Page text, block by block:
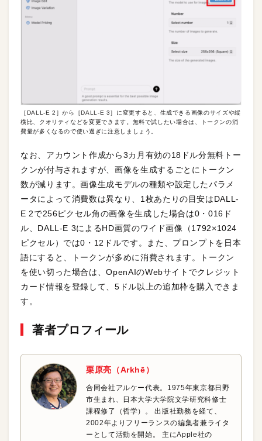
［DALL-E 2］から［DALL-E 3］に変更すると、生成できる画像のサイズや縦
横比、クオリティなどを変更できます。無料で試したい場合は、トークンの消
費量が多くなるので使い過ぎに注意しましょう。
なお、アカウント作成から3カ月有効の18ドル分無料トー
クンが付与されますが、画像を生成するごとにトークン
数が減ります。画像生成モデルの種類や設定したパラメ
ータによって消費数は異なり、1枚あたりの目安はDALL-
E 2で256ピクセル角の画像を生成した場合は0・016ド
ル、DALL-E 3によるHD画質のワイド画像（1792×1024
ピクセル）では0・12ドルです。また、プロンプトを日本
語にすると、トークンが多めに消費されます。トークン
を使い切った場合は、OpenAIのWebサイトでクレジット
カード情報を登録して、5ドル以上の追加枠を購入できま
す。
著者プロフィール
栗原亮（Arkhē）
合同会社アルケー代表。1975年東京都日野
市生まれ、日本大学大学院文学研究科修士
課程修了（哲学）。 出版社勤務を経て、
2002年よりフリーランスの編集者兼ライタ
ーとして活動を開始。 主にApple社の